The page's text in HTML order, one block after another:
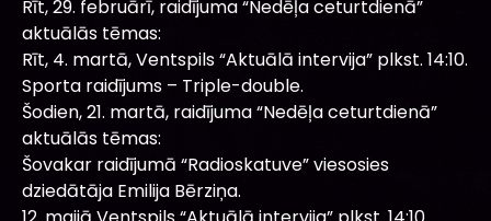
Rīt, 29. februārī, raidījuma “Nedēļa ceturtdienā”
aktuālās tēmas:
Rīt, 4. martā, Ventspils “Aktuālā intervija” plkst. 14:10.
Sporta raidījums – Triple-double.
Šodien, 21. martā, raidījuma “Nedēļa ceturtdienā”
aktuālās tēmas:
Šovakar raidījumā “Radioskatuve” viesosies
dziedātāja Emilija Bērziņa.